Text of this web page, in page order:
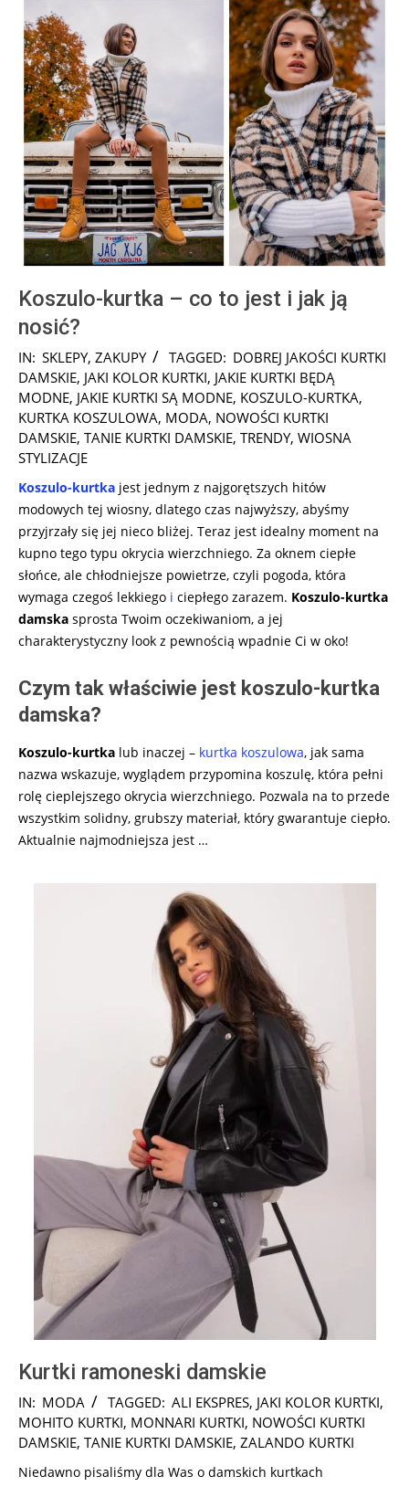
Koszulo-kurtka – co to jest i jak ją
nosić?
2025-
03-
05
IN: SKLEPY, ZAKUPY TAGGED: DOBREJ JAKOŚCI KURTKI
DAMSKIE, JAKI KOLOR KURTKI, JAKIE KURTKI BĘDĄ
MODNE, JAKIE KURTKI SĄ MODNE, KOSZULO-KURTKA,
KURTKA KOSZULOWA, MODA, NOWOŚCI KURTKI
DAMSKIE, TANIE KURTKI DAMSKIE, TRENDY, WIOSNA
STYLIZACJE
Koszulo-kurtka jest jednym z najgorętszych hitów
modowych tej wiosny, dlatego czas najwyższy, abyśmy
przyjrzały się jej nieco bliżej. Teraz jest idealny moment na
kupno tego typu okrycia wierzchniego. Za oknem ciepłe
słońce, ale chłodniejsze powietrze, czyli pogoda, która
wymaga czegoś lekkiego i ciepłego zarazem. Koszulo-kurtka
damska sprosta Twoim oczekiwaniom, a jej
charakterystyczny look z pewnością wpadnie Ci w oko!
Czym tak właściwie jest koszulo-kurtka
damska?
Koszulo-kurtka lub inaczej – kurtka koszulowa, jak sama
nazwa wskazuje, wyglądem przypomina koszulę, która pełni
rolę cieplejszego okrycia wierzchniego. Pozwala na to przede
wszystkim solidny, grubszy materiał, który gwarantuje ciepło.
Aktualnie najmodniejsza jest …
Kurtki ramoneski damskie
2024-
12-
02
IN: MODA TAGGED: ALI EKSPRES, JAKI KOLOR KURTKI,
MOHITO KURTKI, MONNARI KURTKI, NOWOŚCI KURTKI
DAMSKIE, TANIE KURTKI DAMSKIE, ZALANDO KURTKI
Niedawno pisaliśmy dla Was o damskich kurtkach